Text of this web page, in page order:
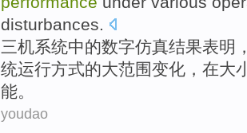
disturbances.
三机系统中的数字仿真结果表明
统运行方式的大范围变化，在大
能。
youdao